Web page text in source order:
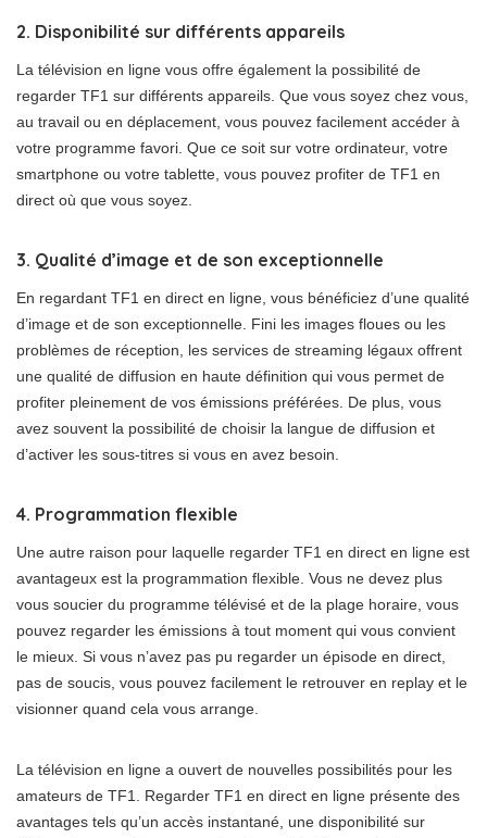
2. Disponibilité sur différents appareils
La télévision en ligne vous offre également la possibilité de
regarder TF1 sur différents appareils. Que vous soyez chez vous,
au travail ou en déplacement, vous pouvez facilement accéder à
votre programme favori. Que ce soit sur votre ordinateur, votre
smartphone ou votre tablette, vous pouvez profiter de TF1 en
direct où que vous soyez.
3. Qualité d’image et de son exceptionnelle
En regardant TF1 en direct en ligne, vous bénéficiez d’une qualité
d’image et de son exceptionnelle. Fini les images floues ou les
problèmes de réception, les services de streaming légaux offrent
une qualité de diffusion en haute définition qui vous permet de
profiter pleinement de vos émissions préférées. De plus, vous
avez souvent la possibilité de choisir la langue de diffusion et
d’activer les sous-titres si vous en avez besoin.
4. Programmation flexible
Une autre raison pour laquelle regarder TF1 en direct en ligne est
avantageux est la programmation flexible. Vous ne devez plus
vous soucier du programme télévisé et de la plage horaire, vous
pouvez regarder les émissions à tout moment qui vous convient
le mieux. Si vous n’avez pas pu regarder un épisode en direct,
pas de soucis, vous pouvez facilement le retrouver en replay et le
visionner quand cela vous arrange.
La télévision en ligne a ouvert de nouvelles possibilités pour les
amateurs de TF1. Regarder TF1 en direct en ligne présente des
avantages tels qu’un accès instantané, une disponibilité sur